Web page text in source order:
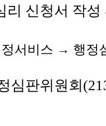
리 신청서 작
정서비스 → 행
심판위원회